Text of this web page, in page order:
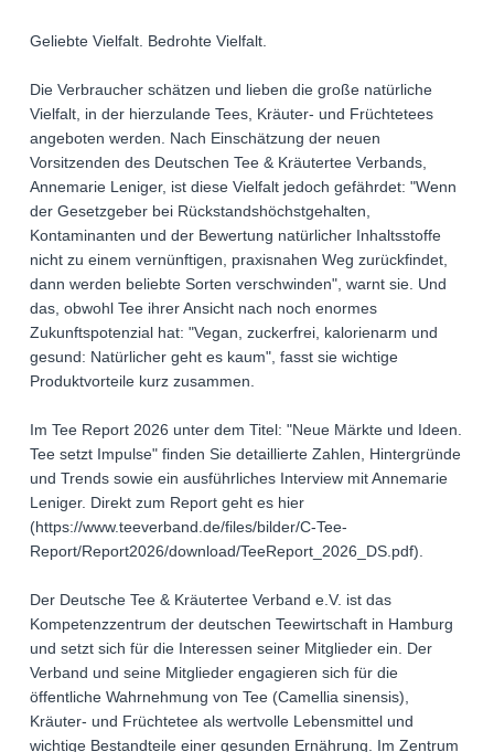
Geliebte Vielfalt. Bedrohte Vielfalt.
Die Verbraucher schätzen und lieben die große natürliche
Vielfalt, in der hierzulande Tees, Kräuter- und Früchtetees
angeboten werden. Nach Einschätzung der neuen
Vorsitzenden des Deutschen Tee & Kräutertee Verbands,
Annemarie Leniger, ist diese Vielfalt jedoch gefährdet: "Wenn
der Gesetzgeber bei Rückstandshöchstgehalten,
Kontaminanten und der Bewertung natürlicher Inhaltsstoffe
nicht zu einem vernünftigen, praxisnahen Weg zurückfindet,
dann werden beliebte Sorten verschwinden", warnt sie. Und
das, obwohl Tee ihrer Ansicht nach noch enormes
Zukunftspotenzial hat: "Vegan, zuckerfrei, kalorienarm und
gesund: Natürlicher geht es kaum", fasst sie wichtige
Produktvorteile kurz zusammen.
Im Tee Report 2026 unter dem Titel: "Neue Märkte und Ideen.
Tee setzt Impulse" finden Sie detaillierte Zahlen, Hintergründe
und Trends sowie ein ausführliches Interview mit Annemarie
Leniger. Direkt zum Report geht es hier
(https://www.teeverband.de/files/bilder/C-Tee-
Report/Report2026/download/TeeReport_2026_DS.pdf).
Der Deutsche Tee & Kräutertee Verband e.V. ist das
Kompetenzzentrum der deutschen Teewirtschaft in Hamburg
und setzt sich für die Interessen seiner Mitglieder ein. Der
Verband und seine Mitglieder engagieren sich für die
öffentliche Wahrnehmung von Tee (Camellia sinensis),
Kräuter- und Früchtetee als wertvolle Lebensmittel und
wichtige Bestandteile einer gesunden Ernährung. Im Zentrum